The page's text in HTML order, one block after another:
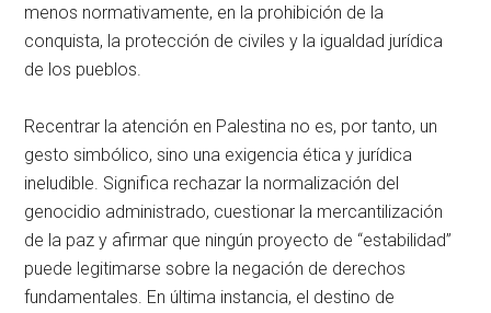
menos normativamente, en la prohibición de la
conquista, la protección de civiles y la igualdad jurídica
de los pueblos.
Recentrar la atención en Palestina no es, por tanto, un
gesto simbólico, sino una exigencia ética y jurídica
ineludible. Significa rechazar la normalización del
genocidio administrado, cuestionar la mercantilización
de la paz y afirmar que ningún proyecto de “estabilidad”
puede legitimarse sobre la negación de derechos
fundamentales. En última instancia, el destino de